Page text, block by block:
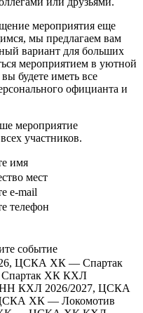
мероприятия еще
мы предлагаем вам
вариант для больших
мероприятием в уютной
будете иметь все
официанта и
мероприятие
участников.
имя
мест
e-mail
телефон
событие
ЦСКА ХК — Спартак
ХК КХЛ
КХЛ 2026/2027, ЦСКА
ХК — Локомотив